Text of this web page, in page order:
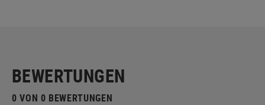
BEWERTUNGEN
0 VON 0 BEWERTUNGEN